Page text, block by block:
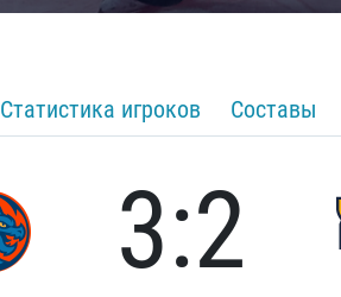
Статистика игроков Составы
3:2